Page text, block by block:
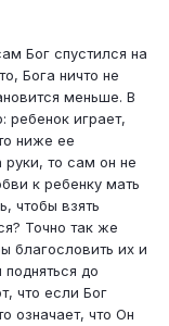
Бог спустился на
Бога ничто не
меньше. В
ребенок играет,
ниже ее
руки, то сам он не
к ребенку мать
чтобы взять
Точно так же
благословить их и
до
что если Бог
означает, что Он